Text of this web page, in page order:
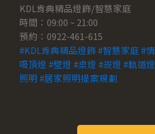
KDL肯典精品燈飾/智慧家庭
時間：09:00 ~ 21:00
預約：0922-461-615
#KDL肯典精品燈飾 #智慧家庭 #
吸頂燈 #壁燈 #桌燈 #崁燈 #軌道燈
照明 #居家照明提案規劃